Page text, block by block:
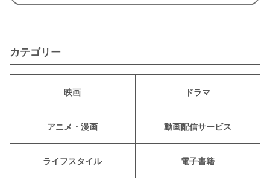
カテゴリー
映画 ドラマ
アニメ・漫画 動画配信サービス
ライフスタイル 電子書籍